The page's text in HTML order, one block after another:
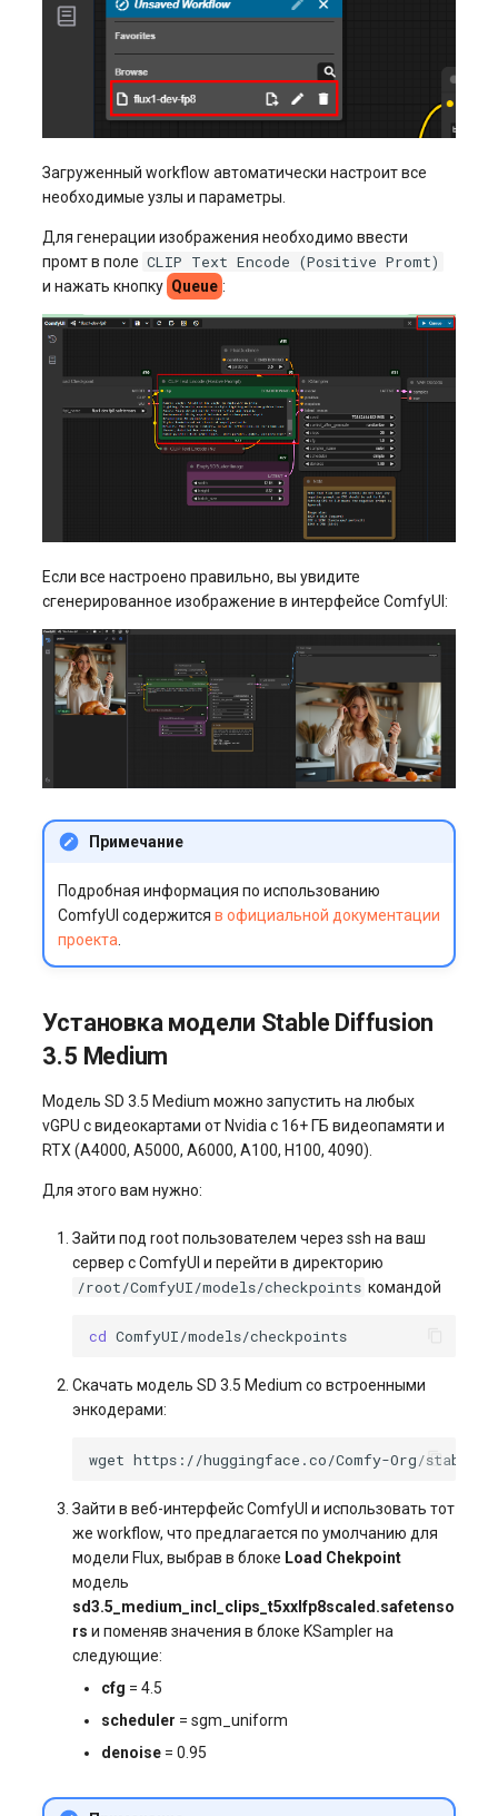
Загруженный workflow автоматически настроит все
необходимые узлы и параметры.
Для генерации изображения необходимо ввести
промт в поле CLIP Text Encode (Positive Promt)
и нажать кнопку Queue :
Если все настроено правильно, вы увидите
сгенерированное изображение в интерфейсе ComfyUI:
Примечание
Подробная информация по использованию
ComfyUI содержится в официальной документации
проекта.
Установка модели Stable Diffusion
3.5 Medium
Модель SD 3.5 Medium можно запустить на любых
vGPU с видеокартами от Nvidia с 16+ ГБ видеопамяти и
RTX (A4000, A5000, A6000, A100, H100, 4090).
Для этого вам нужно:
Зайти под root пользователем через ssh на ваш
сервер с ComfyUI и перейти в директорию
/root/ComfyUI/models/checkpoints командой
cd
Скачать модель SD 3.5 Medium со встроенными
энкодерами:
wget
Зайти в веб-интерфейс ComfyUI и использовать тот
же workflow, что предлагается по умолчанию для
модели Flux, выбрав в блоке Load Chekpoint
модель
sd3.5_medium_incl_clips_t5xxlfp8scaled.safetenso
rs и поменяв значения в блоке KSampler на
следующие:
сfg = 4.5
scheduler = sgm_uniform
denoise= 0.95